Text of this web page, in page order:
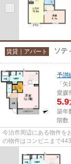
賃貸｜アパート ソテ
予讃
「
愛媛
5.9
築年
階数
今治市周辺にある物件を
の物件はコンビニまで